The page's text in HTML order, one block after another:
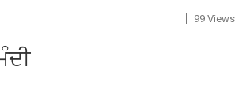
99 Views